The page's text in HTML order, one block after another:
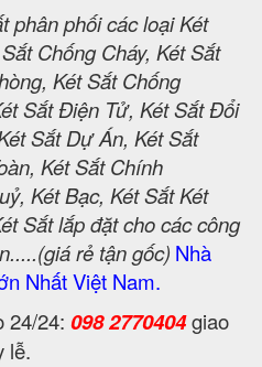
phân phối các loại Két
Chống Cháy, Két Sắt
Két Sắt Chống
Sắt Điện Tử, Két Sắt Đổi
Sắt Dự Án, Két Sắt
Két Sắt Chính
Két Bạc, Két Sắt Két
Sắt lắp đặt cho các công
rẻ tận gốc) Nhà
Nhất Việt Nam.
24/24: 098 2770404giao
lễ.